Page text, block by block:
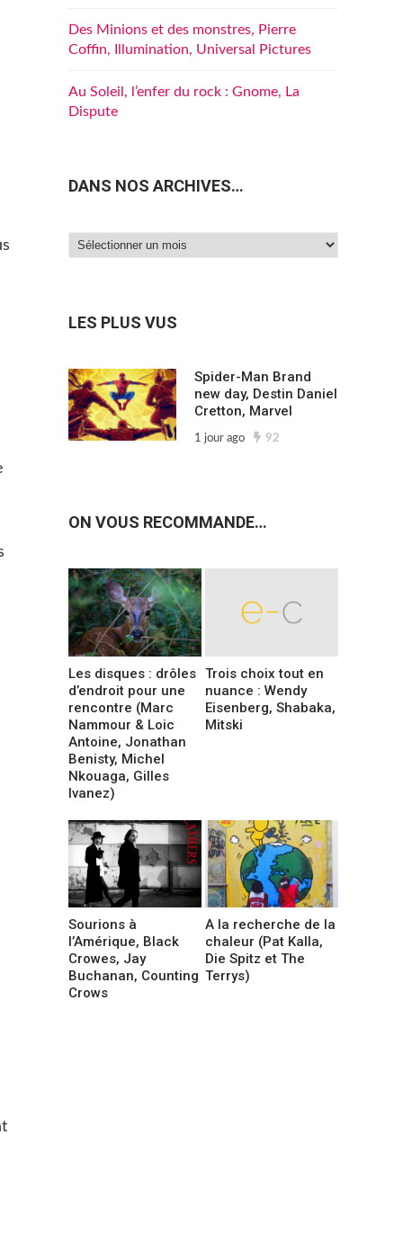
Des Minions et des monstres, Pierre
Coffin, Illumination, Universal Pictures
Au Soleil, l’enfer du rock : Gnome, La
Dispute
DANS NOS ARCHIVES…
Dans
LES PLUS VUS
Spider-Man Brand
new day, Destin Daniel
Cretton, Marvel
1 jour ago 92
ON VOUS RECOMMANDE…
Les disques : drôles
d’endroit pour une
rencontre (Marc
Nammour & Loic
Antoine, Jonathan
Benisty, Michel
Nkouaga, Gilles
Ivanez)
Trois choix tout en
nuance : Wendy
Eisenberg, Shabaka,
Mitski
Sourions à
l’Amérique, Black
Crowes, Jay
Buchanan, Counting
Crows
A la recherche de la
chaleur (Pat Kalla,
Die Spitz et The
Terrys)